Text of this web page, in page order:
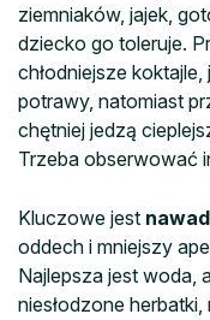
ziemniaków, jajek,
dziecko go toleruje.
chłodniejsze
potrawy, natomiast
chętniej jedzą
Trzeba obserwować
Kluczowe jest
oddech i mniejszy
Najlepsza jest woda,
niesłodzone